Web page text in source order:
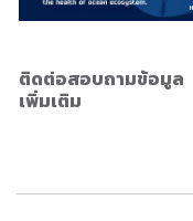
ติดต่อสอบถามข้อมูล
เพิ่มเติม